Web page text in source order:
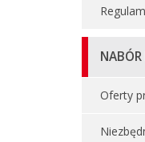
Oferty